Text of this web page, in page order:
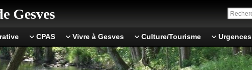
Gesves
CPAS Vivre à Gesves Culture/Tourisme Urgences